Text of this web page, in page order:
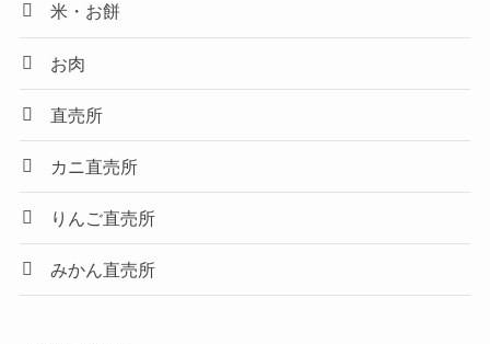
米・お餅
お肉
直売所
カニ直売所
りんご直売所
みかん直売所